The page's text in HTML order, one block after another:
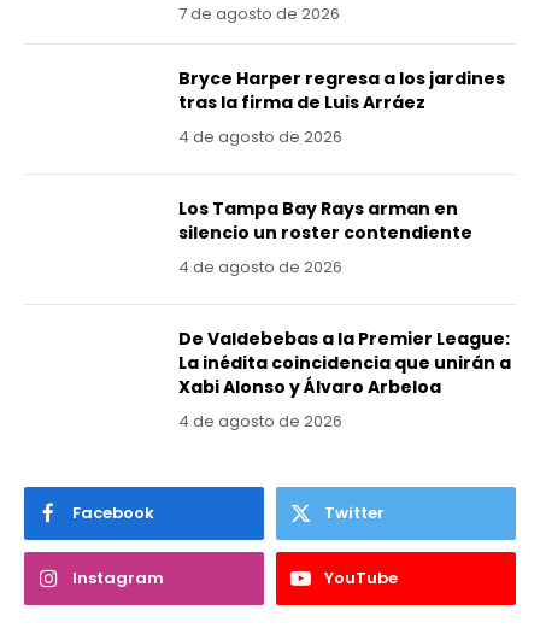
7 de agosto de 2026
Bryce Harper regresa a los jardines
tras la firma de Luis Arráez
4 de agosto de 2026
Los Tampa Bay Rays arman en
silencio un roster contendiente
4 de agosto de 2026
De Valdebebas a la Premier League:
La inédita coincidencia que unirán a
Xabi Alonso y Álvaro Arbeloa
4 de agosto de 2026
Facebook Twitter
Instagram YouTube